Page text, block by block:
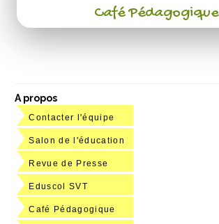
Café Pédagogique
A propos
Contacter l'équipe
Salon de l'éducation
Revue de Presse
Eduscol SVT
Café Pédagogique